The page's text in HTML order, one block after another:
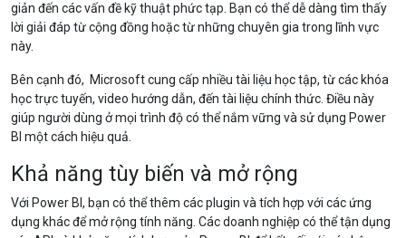
giản đến các vấn đề kỹ thuật phức tạp. Bạn có thể dễ dàng tìm thấy
lời giải đáp từ cộng đồng hoặc từ những chuyên gia trong lĩnh vực
này.
Bên cạnh đó, Microsoft cung cấp nhiều tài liệu học tập, từ các khóa
học trực tuyến, video hướng dẫn, đến tài liệu chính thức. Điều này
giúp người dùng ở mọi trình độ có thể nắm vững và sử dụng Power
BI một cách hiệu quả.
Khả năng tùy biến và mở rộng
Với Power BI, bạn có thể thêm các plugin và tích hợp với các ứng
dụng khác để mở rộng tính năng. Các doanh nghiệp có thể tận dụng